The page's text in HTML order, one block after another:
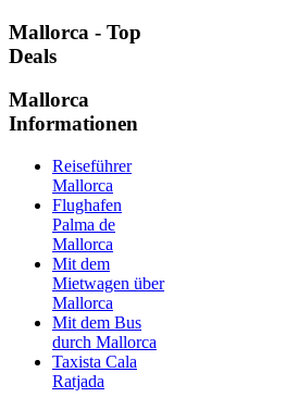
Mallorca - Top
Deals
Mallorca
Informationen
Reiseführer
Mallorca
Flughafen
Palma de
Mallorca
Mit dem
Mietwagen über
Mallorca
Mit dem Bus
durch Mallorca
Taxista Cala
Ratjada